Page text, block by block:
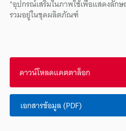
*อุปกรณ์เสริมในภาพใช้เพื่อแสดงลัก
รวมอยู่ในชุดผลิตภัณฑ์
ดาวน์โหลดแคตตาล็อก
เอกสารข้อมูล (PDF)